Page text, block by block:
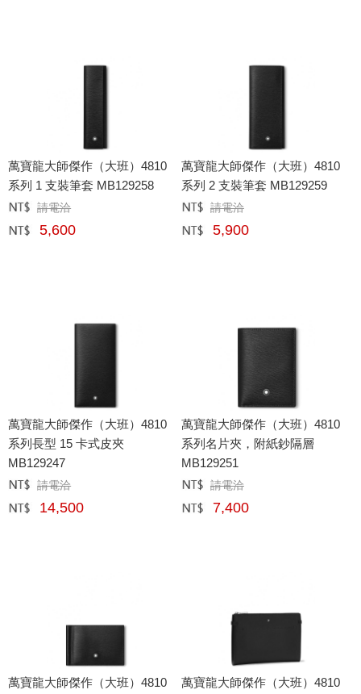
萬寶龍大師傑作（大班）4810
系列 1 支裝筆套 MB129258
定價﹕請電洽
網購﹕ 5,600
萬寶龍大師傑作（大班）4810
系列 2 支裝筆套 MB129259
定價﹕ 請電洽
網購﹕ 5,900
萬寶龍大師傑作（大班）4810
系列長型 15 卡式皮夾
MB129247
定價﹕請電洽
網購﹕ 14,500
萬寶龍大師傑作（大班）4810
系列名片夾，附紙鈔隔層
MB129251
定價﹕ 請電洽
網購﹕ 7,400
萬寶龍大師傑作（大班）4810
萬寶龍大師傑作（大班）4810